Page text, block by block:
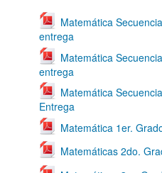
Matemática
entrega
Matemática
entrega
Matemática
Entrega
Matemática 1er.
Matemáticas 2do.